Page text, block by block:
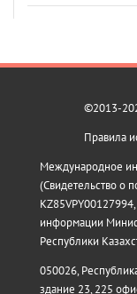
©2013-
Правила
Международное
(Свидетельство о
информации
Республики
050026,
здание 23, 225